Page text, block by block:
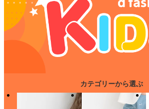
カテゴリーから選ぶ